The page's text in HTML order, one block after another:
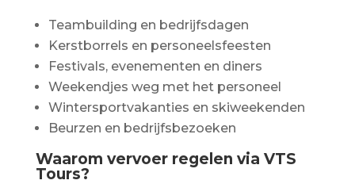
Teambuilding en bedrijfsdagen
Kerstborrels en personeelsfeesten
Festivals, evenementen en diners
Weekendjes weg met het personeel
Wintersportvakanties en skiweekenden
Beurzen en bedrijfsbezoeken
Waarom vervoer regelen via VTS
Tours?